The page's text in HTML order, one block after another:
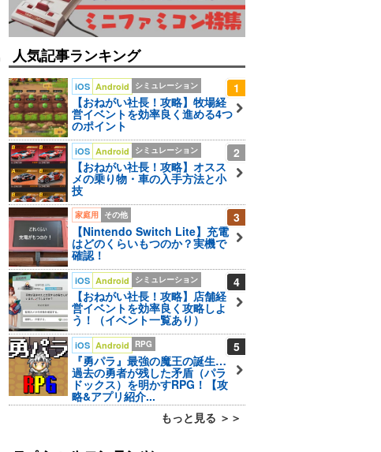
人気記事ランキング
1
iOS Android シミュレーション
【おねがい社長！攻略】牧場経
営イベントを効率良く進める4つ
のポイント
2
iOS Android シミュレーション
【おねがい社長！攻略】オスス
メの乗り物・車の入手方法と小
技
3
家庭用 その他
【Nintendo Switch Lite】充電
はどのくらいもつのか？実機で
確認！
4
iOS Android シミュレーション
【おねがい社長！攻略】店舗経
営イベントを効率良く攻略しよ
う！（イベント一覧あり）
5
iOS Android RPG
『勇パラ』最強の魔王の誕生…
過去の勇者が残した矛盾（パラ
ドックス）を明かすRPG！【攻
略&アプリ紹介...
もっと見る ＞＞